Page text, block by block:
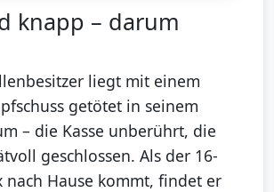
knapp – darum
liegt mit einem
getötet in seinem
– die Kasse unberührt, die
geschlossen. Als der 16-
nach Hause kommt, findet er